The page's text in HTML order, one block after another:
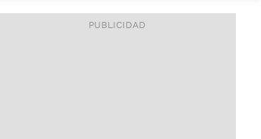
ACCESO FULL - $1.800/MES